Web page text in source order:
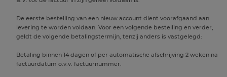
De eerste bestelling van een nieuw account dient voorafgaand aan
levering te worden voldaan. Voor een volgende bestelling en verder,
geldt de volgende betalingstermijn, tenzij anders is vastgelegd:
Betaling binnen 14 dagen of per automatische afschrijving 2 weken na
factuurdatum o.v.v. factuurnummer.